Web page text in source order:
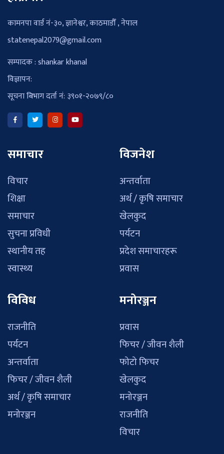
कामनपा वार्ड नं-३०, ज्ञानेश्वर, काठमाडौँ , नेपाल
statenepal2079@gmail.com
सम्पादक : shankar khanal
विज्ञापन:
सूचना बिभाग दर्ता नं: ३९०१-२०७९/८०
समाचार
विचार
शिक्षा
समाचार
सुचना प्रविधी
स्थानीय तह
स्वास्थ्य
विजनेश
अन्तर्वाता
अर्थ / कृषि समाचार
खेलकुद
पर्यटन
प्रदेश समाचारहरू
प्रवास
विविध
राजनीति
पर्यटन
अन्तर्वाता
फिचर / जीवन शैली
अर्थ / कृषि समाचार
मनोरञ्जन
मनोरञ्जन
प्रवास
फिचर / जीवन शैली
फोटो फिचर
खेलकुद
मनोरञ्जन
राजनीति
विचार